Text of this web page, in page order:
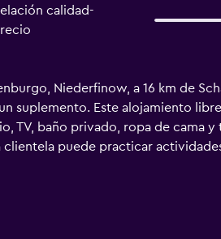
calidad-
Niederfinow, a 16 km de
suplemento. Este alojamiento
TV, baño privado, ropa de cama y
clientela puede practicar
Willy Brandt) está a 99 km.